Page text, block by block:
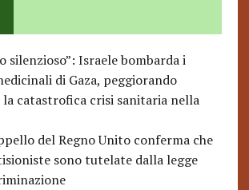
silenzioso”: Israele bombarda i
di Gaza, peggiorando
catastrofica crisi sanitaria nella
del Regno Unito conferma che
sono tutelate dalla legge